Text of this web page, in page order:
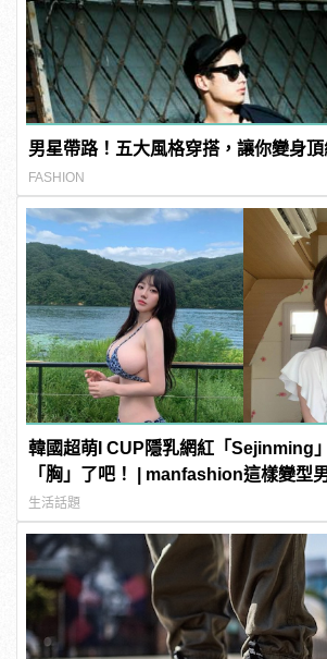
男星帶路！五大風格穿搭，讓你變身頂
FASHION
韓國超萌I CUP隱乳網紅「Sejinming
「胸」了吧！ | manfashion這樣變型
生活話題